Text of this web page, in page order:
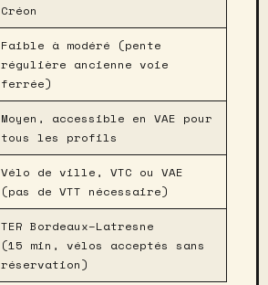
Créon
Faible à modéré (pente
régulière ancienne voie
ferrée)
Moyen, accessible en VAE pour
tous les profils
Vélo de ville, VTC ou VAE
(pas de VTT nécessaire)
TER Bordeaux–Latresne
(15 min, vélos acceptés sans
réservation)